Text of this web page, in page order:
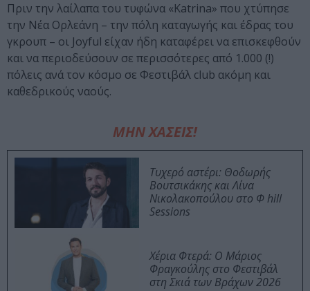
Πριν την λαίλαπα του τυφώνα «Katrina» που χτύπησε
την Νέα Ορλεάνη – την πόλη καταγωγής και έδρας του
γκρουπ – οι Joyful είχαν ήδη καταφέρει να επισκεφθούν
και να περιοδεύσουν σε περισσότερες από 1.000 (!)
πόλεις ανά τον κόσμο σε Φεστιβάλ club ακόμη και
καθεδρικούς ναούς.
ΜΗΝ ΧΑΣΕΙΣ!
Τυχερό αστέρι: Θοδωρής
Βουτσικάκης και Λίνα
Νικολακοπούλου στο Φ hill
Sessions
Χέρια Φτερά: Ο Μάριος
Φραγκούλης στο Φεστιβάλ
στη Σκιά των Βράχων 2026